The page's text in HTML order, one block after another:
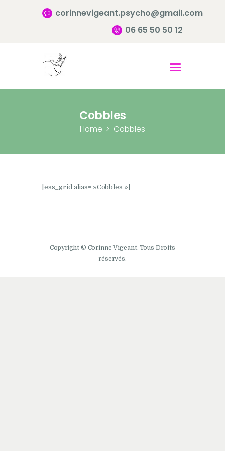
corinnevigeant.psycho@gmail.com
06 65 50 50 12
Cobbles
Home Cobbles
Accueil
Qui suis-je ?
Infos pratiques
[ess_grid alias= »Cobbles »]
Copyright © Corinne Vigeant. Tous Droits
réservés.